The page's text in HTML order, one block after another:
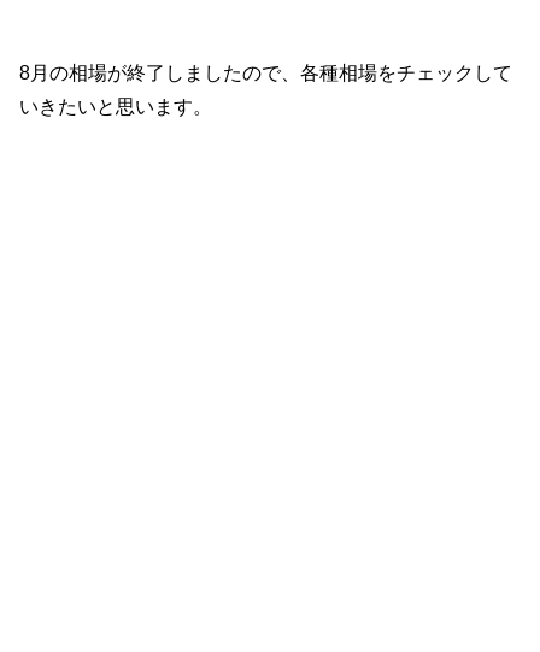
8月の相場が終了しましたので、各種相場をチェックして
いきたいと思います。